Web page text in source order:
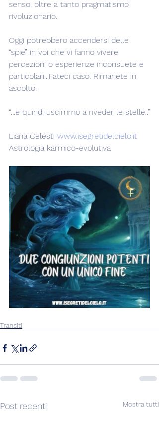
senso, oltre a tanto pragmatismo
rivoluzionario.
Oggi potrebbero accendersi delle
“spie” in voi che vi fanno vivere
percezioni o esperienze inconsuete e
particolari...Fateci caso. Rimanete in
ascolto.
“...e quindi uscimmo a riveder le stelle..”
Liana Celesti www.isegretidelcielo.it
Astrologia karmico-evolutiva
Transiti
Post recenti Mostra tutti